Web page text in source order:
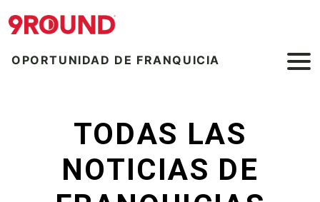
OPORTUNIDAD DE FRANQUICIA
TODAS LAS
NOTICIAS DE